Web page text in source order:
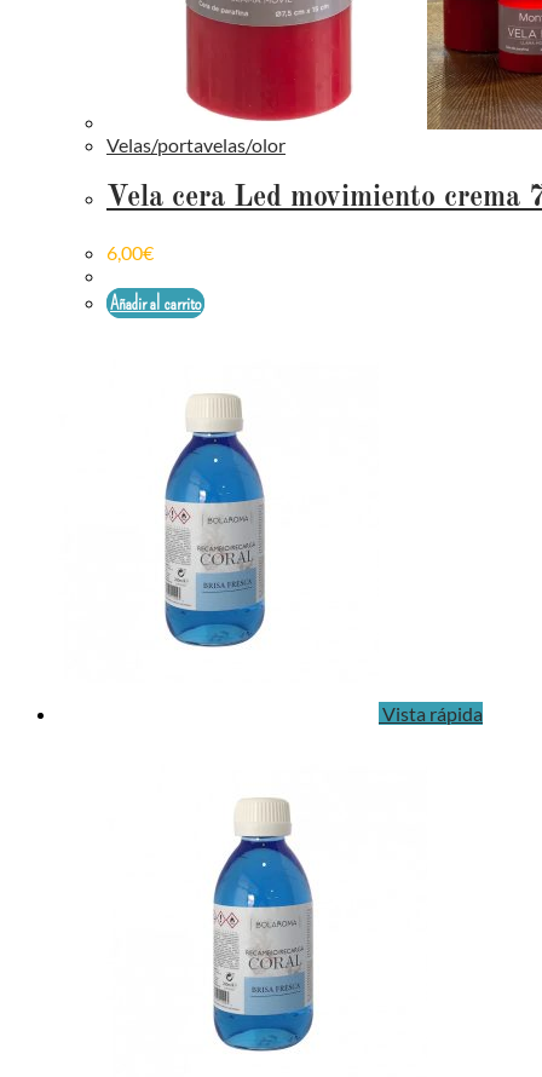
Velas/portavelas/olor
Vela cera Led movimiento
6,00€
Añadir al carrito
Vista rápida